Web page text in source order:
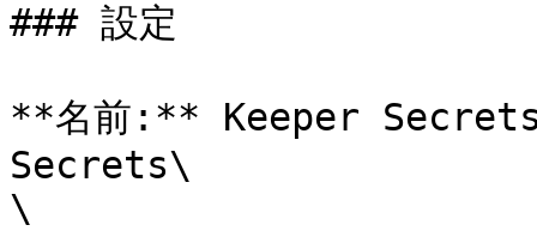
### 設定
**名前:** Keeper
Secrets\
\